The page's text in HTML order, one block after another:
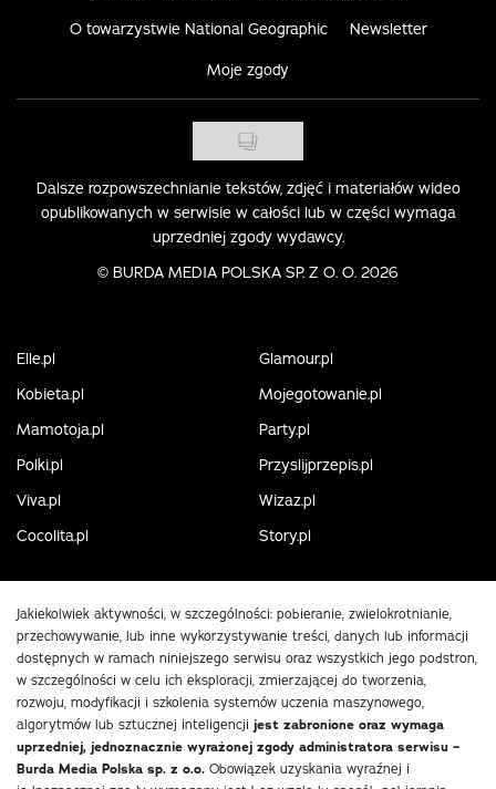
O towarzystwie National Geographic Newsletter
Moje zgody
Dalsze rozpowszechnianie tekstów, zdjęć i materiałów wideo
opublikowanych w serwisie w całości lub w części wymaga
uprzedniej zgody wydawcy.
© BURDA MEDIA POLSKA SP. Z O. O. 2026
Elle.pl
Glamour.pl
Kobieta.pl
Mojegotowanie.pl
Mamotoja.pl
Party.pl
Polki.pl
Przyslijprzepis.pl
Viva.pl
Wizaz.pl
Cocolita.pl
Story.pl
Jakiekolwiek aktywności, w szczególności: pobieranie, zwielokrotnianie,
przechowywanie, lub inne wykorzystywanie treści, danych lub informacji
dostępnych w ramach niniejszego serwisu oraz wszystkich jego podstron,
w szczególności w celu ich eksploracji, zmierzającej do tworzenia,
rozwoju, modyfikacji i szkolenia systemów uczenia maszynowego,
algorytmów lub sztucznej inteligencji jest zabronione oraz wymaga
uprzedniej, jednoznacznie wyrażonej zgody administratora serwisu –
Burda Media Polska sp. z o.o. Obowiązek uzyskania wyraźnej i